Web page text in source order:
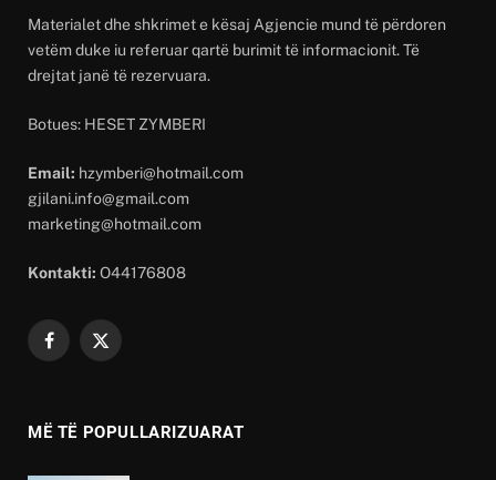
Materialet dhe shkrimet e kësaj Agjencie mund të përdoren
vetëm duke iu referuar qartë burimit të informacionit. Të
drejtat janë të rezervuara.
Botues: HESET ZYMBERI
Email: hzymberi@hotmail.com
gjilani.info@gmail.com
marketing@hotmail.com
Kontakti: O44176808
Facebook
X
MË TË POPULLARIZUARAT